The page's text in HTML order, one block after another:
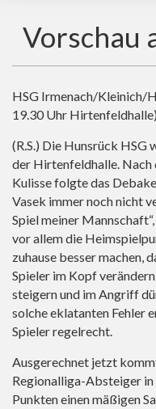
Vorschau
HSG Irmenach/Kleinich/
19.30 Uhr Hirtenfeldhalle)
(R.S.) Die Hunsrück
der Hirtenfeldhalle.
Kulisse folgte das
Vasek immer noch nicht
Spiel meiner
vor allem die
zuhause besser machen,
Spieler im Kopf
steigern und im Angriff
solche eklatanten Fehler
Spieler regelrecht.
Ausgerechnet jetzt
Regionalliga-Absteiger
Punkten einen mäßigen